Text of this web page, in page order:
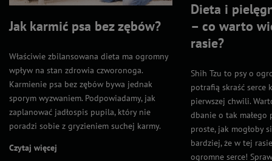
Jak karmić psa bez zębów?
Właściwie zbilansowana dieta ma ogromny
wpływ na stan zdrowia czworonoga.
Karmienie psa bez zębów bywa jednak
sporym wyzwaniem. Podpowiadamy, jak
zaplanować jadłospis pupila, który nie
poradzi sobie z gryzieniem suchej karmy.
Czytaj więcej
Dieta i
– co warto
rasie?
Shih Tzu to psy o
potrafią skraść serce
pierwszej chwili.
dbanie o tak małego
proste, jak mogłoby
bardziej, że w tej
ogromne serce!